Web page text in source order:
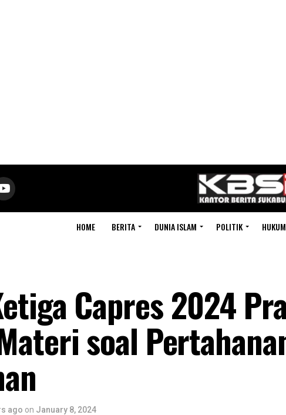
HOME BERITA DUNIA ISLAM POLITIK
Capres 2024
soal
ago on January 8, 2024